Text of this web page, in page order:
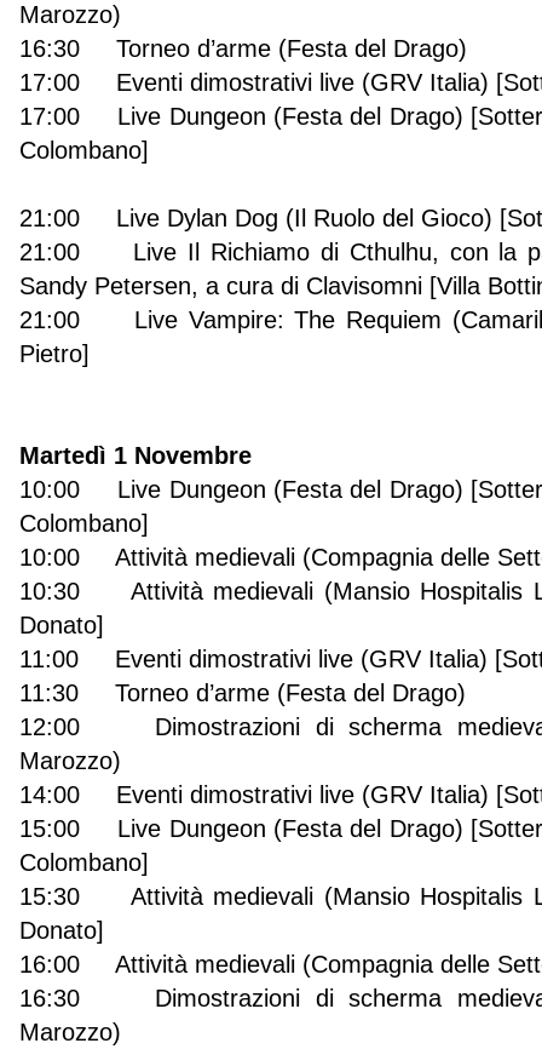
Marozzo)
16:30 Torneo d’arme (Festa del Drago)
17:00 Eventi dimostrativi live (GRV Italia)
17:00 Live Dungeon (Festa del Drago)
Colombano]
21:00 Live Dylan Dog (Il Ruolo del Gioco)
21:00 Live Il Richiamo di Cthulhu, con la
Sandy Petersen, a cura di Clavisomni [Villa
21:00 Live Vampire: The Requiem
Pietro]
Martedì 1 Novembre
10:00 Live Dungeon (Festa del Drago)
Colombano]
10:00 Attività medievali (Compagnia delle
10:30 Attività medievali (Mansio Hospitalis
Donato]
11:00 Eventi dimostrativi live (GRV Italia)
11:30 Torneo d’arme (Festa del Drago)
12:00 Dimostrazioni di scherma
Marozzo)
14:00 Eventi dimostrativi live (GRV Italia)
15:00 Live Dungeon (Festa del Drago)
Colombano]
15:30 Attività medievali (Mansio Hospitalis
Donato]
16:00 Attività medievali (Compagnia delle
16:30 Dimostrazioni di scherma
Marozzo)